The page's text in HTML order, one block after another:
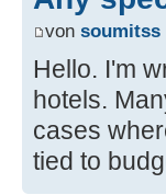
von soumitss
Hello. I'm
hotels.
cases
tied to